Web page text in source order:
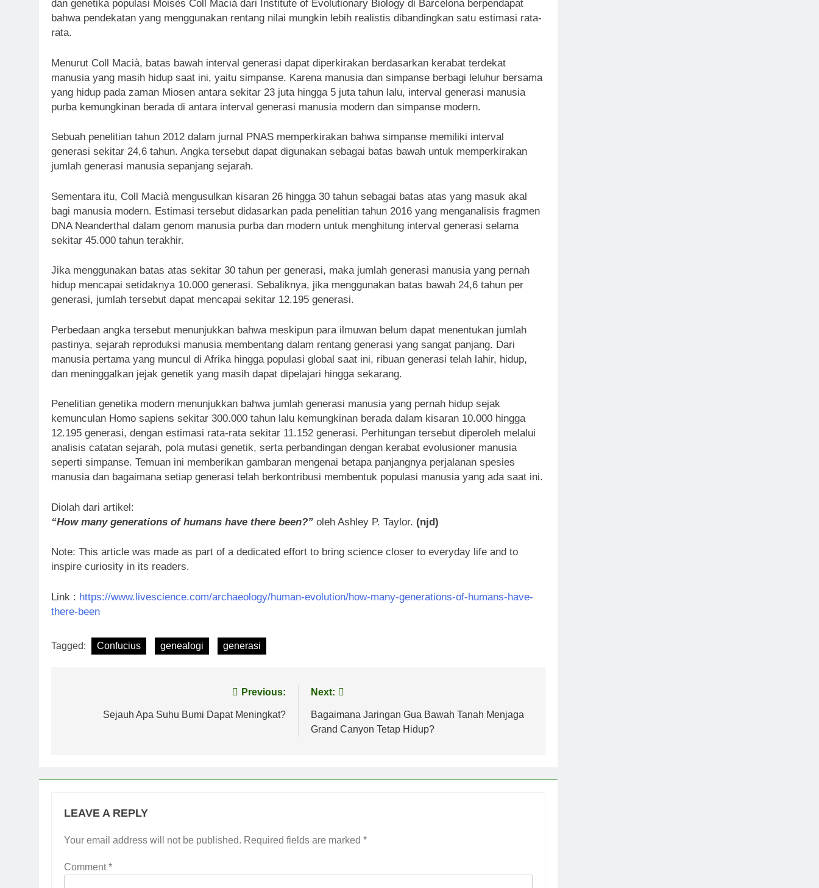
dan genetika populasi Moisès Coll Macià dari Institute of Evolutionary Biology di Barcelona berpendapat
bahwa pendekatan yang menggunakan rentang nilai mungkin lebih realistis dibandingkan satu estimasi rata-
rata.
Menurut Coll Macià, batas bawah interval generasi dapat diperkirakan berdasarkan kerabat terdekat
manusia yang masih hidup saat ini, yaitu simpanse. Karena manusia dan simpanse berbagi leluhur bersama
yang hidup pada zaman Miosen antara sekitar 23 juta hingga 5 juta tahun lalu, interval generasi manusia
purba kemungkinan berada di antara interval generasi manusia modern dan simpanse modern.
Sebuah penelitian tahun 2012 dalam jurnal PNAS memperkirakan bahwa simpanse memiliki interval
generasi sekitar 24,6 tahun. Angka tersebut dapat digunakan sebagai batas bawah untuk memperkirakan
jumlah generasi manusia sepanjang sejarah.
Sementara itu, Coll Macià mengusulkan kisaran 26 hingga 30 tahun sebagai batas atas yang masuk akal
bagi manusia modern. Estimasi tersebut didasarkan pada penelitian tahun 2016 yang menganalisis fragmen
DNA Neanderthal dalam genom manusia purba dan modern untuk menghitung interval generasi selama
sekitar 45.000 tahun terakhir.
Jika menggunakan batas atas sekitar 30 tahun per generasi, maka jumlah generasi manusia yang pernah
hidup mencapai setidaknya 10.000 generasi. Sebaliknya, jika menggunakan batas bawah 24,6 tahun per
generasi, jumlah tersebut dapat mencapai sekitar 12.195 generasi.
Perbedaan angka tersebut menunjukkan bahwa meskipun para ilmuwan belum dapat menentukan jumlah
pastinya, sejarah reproduksi manusia membentang dalam rentang generasi yang sangat panjang. Dari
manusia pertama yang muncul di Afrika hingga populasi global saat ini, ribuan generasi telah lahir, hidup,
dan meninggalkan jejak genetik yang masih dapat dipelajari hingga sekarang.
Penelitian genetika modern menunjukkan bahwa jumlah generasi manusia yang pernah hidup sejak
kemunculan Homo sapiens sekitar 300.000 tahun lalu kemungkinan berada dalam kisaran 10.000 hingga
12.195 generasi, dengan estimasi rata-rata sekitar 11.152 generasi. Perhitungan tersebut diperoleh melalui
analisis catatan sejarah, pola mutasi genetik, serta perbandingan dengan kerabat evolusioner manusia
seperti simpanse. Temuan ini memberikan gambaran mengenai betapa panjangnya perjalanan spesies
manusia dan bagaimana setiap generasi telah berkontribusi membentuk populasi manusia yang ada saat ini.
Diolah dari artikel:
“How many generations of humans have there been?” oleh Ashley P. Taylor. (njd)
Note: This article was made as part of a dedicated effort to bring science closer to everyday life and to
inspire curiosity in its readers.
Link : https://www.livescience.com/archaeology/human-evolution/how-many-generations-of-humans-have-
there-been
Tagged: Confucius genealogi generasi
navigation
Previous:
Sejauh Apa Suhu Bumi Dapat Meningkat?
Next:
Bagaimana Jaringan Gua Bawah Tanah Menjaga
Grand Canyon Tetap Hidup?
LEAVE A REPLY
Your email address will not be published. Required fields are marked *
Comment*